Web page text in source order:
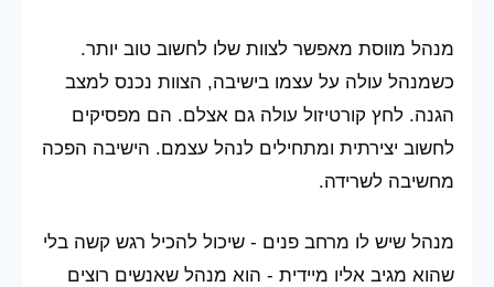
מנהל מווסת מאפשר לצוות שלו לחשוב טוב יותר.
כשמנהל עולה על עצמו בישיבה, הצוות נכנס למצב
הגנה. לחץ קורטיזול עולה גם אצלם. הם מפסיקים
לחשוב יצירתית ומתחילים לנהל עצמם. הישיבה הפכה
מחשיבה לשרידה.
מנהל שיש לו מרחב פנים - שיכול להכיל רגש קשה בלי
שהוא מגיב אליו מיידית - הוא מנהל שאנשים רוצים